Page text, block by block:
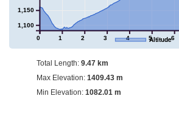
0 1 2 3 4 5 6
1,100
1,150
Altitude
Total Length: 9.47 km
Max Elevation: 1409.43 m
Min Elevation: 1082.01 m